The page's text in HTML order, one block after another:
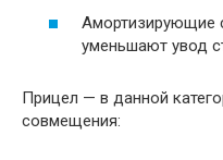
Амортизирующие
уменьшают увод
Прицел — в данной
совмещения: